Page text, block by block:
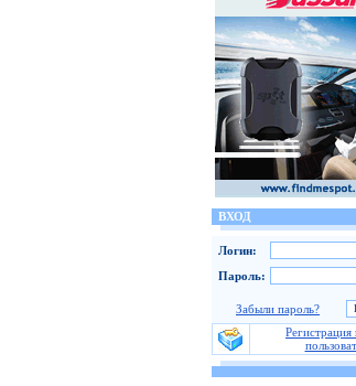
ВХОД
Логин:
Пароль:
Забыли пароль?
Регистрация